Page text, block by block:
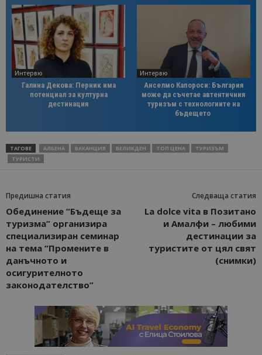
Интервю
Галина Декова: Перник има
потенциал за културна
дестинация
Интервю
Анселмо Капороси: България
може да съчетае автентичния
туризъм с технологиите на
бъдещето
ТАГОВЕ АЛБЕНА ВАКАНЦИЯ ВЕЛИКДЕН ТОП ЦЕНА
ТУРИЗЪМ
ТУРИСТИ
Предишна статия
Обединение “Бъдеще за
туризма” организира
специализиран семинар
на тема “Промените в
данъчното и
осигурителното
законодателство”
Следваща статия
La dolce vita в Позитано
и Амалфи – любими
дестинации за
туристите от цял свят
(снимки)